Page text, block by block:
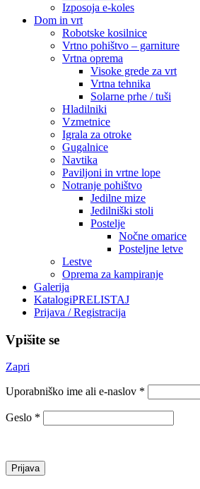
Izposoja e-koles
Dom in vrt
Robotske kosilnice
Vrtno pohištvo – garniture
Vrtna oprema
Visoke grede za vrt
Vrtna tehnika
Solarne prhe / tuši
Hladilniki
Vzmetnice
Igrala za otroke
Gugalnice
Navtika
Paviljoni in vrtne lope
Notranje pohištvo
Jedilne mize
Jedilniški stoli
Postelje
Nočne omarice
Posteljne letve
Lestve
Oprema za kampiranje
Galerija
KatalogiPRELISTAJ
Prijava / Registracija
Vpišite se
Zapri
Uporabniško ime ali e-naslov *
Geslo *
Prijava